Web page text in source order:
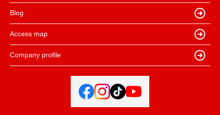
Blog
Access map
Company profile